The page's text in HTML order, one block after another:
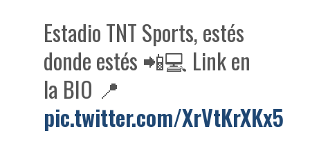
Estadio TNT Sports, estés
donde estés 📲💻 Link en
la BIO 📍
pic.twitter.com/XrVtKrXKx5